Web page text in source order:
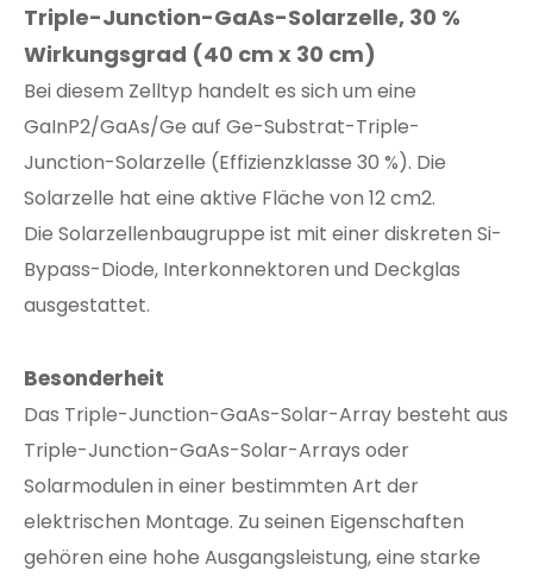
Triple-Junction-GaAs-Solarzelle, 30 %
Wirkungsgrad (40 cm x 30 cm)
Bei diesem Zelltyp handelt es sich um eine
GaInP2/GaAs/Ge auf Ge-Substrat-Triple-
Junction-Solarzelle (Effizienzklasse 30 %). Die
Solarzelle hat eine aktive Fläche von 12 cm2.
Die Solarzellenbaugruppe ist mit einer diskreten Si-
Bypass-Diode, Interkonnektoren und Deckglas
ausgestattet.
Besonderheit
Das Triple-Junction-GaAs-Solar-Array besteht aus
Triple-Junction-GaAs-Solar-Arrays oder
Solarmodulen in einer bestimmten Art der
elektrischen Montage. Zu seinen Eigenschaften
gehören eine hohe Ausgangsleistung, eine starke